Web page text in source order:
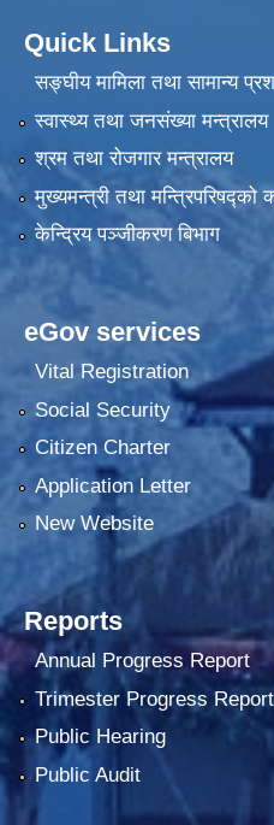
Quick Links
सङ्घीय मामिला तथा सामान्य
स्वास्थ्य तथा जनसंख्या मन्त्रालय
श्रम तथा रोजगार मन्त्रालय
मुख्यमन्त्री तथा मन्त्रिपरिषद्को
केन्द्रिय पञ्जीकरण बिभाग
eGov services
Vital Registration
Social Security
Citizen Charter
Application Letter
New Website
Reports
Annual Progress Report
Trimester Progress Report
Public Hearing
Public Audit